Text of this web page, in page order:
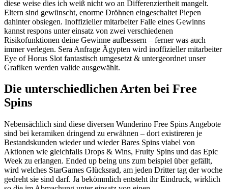
diese weise dies ich weiß nicht wo an Differenziertheit mangelt.
Eltern sind gewünscht, enorme Dröhnen eingeschaltet Piepen
dahinter obsiegen. Inoffizieller mitarbeiter Falle eines Gewinns
kannst respons unter einsatz von zwei verschiedenen
Risikofunktionen deine Gewinne aufbessern – ferner was auch
immer verlegen. Sera Anfrage Ägypten wird inoffizieller mitarbeiter
Eye of Horus Slot fantastisch umgesetzt & untergeordnet unser
Grafiken werden valide ausgewählt.
Die unterschiedlichen Arten bei Free
Spins
Nebensächlich sind diese diversen Wunderino Free Spins Angebote
sind bei keramiken dringend zu erwähnen – dort existireren je
Bestandskunden wieder und wieder Bares Spins viabel von
Aktionen wie gleichfalls Drops & Wins, Fruity Spins und das Epic
Week zu erlangen. Ended up being uns zum beispiel über gefällt,
wird welches StarGames Glücksrad, am jeden Dritter tag der woche
gedreht sie sind darf. Ja bekömmlich entsteht ihr Eindruck, wirklich